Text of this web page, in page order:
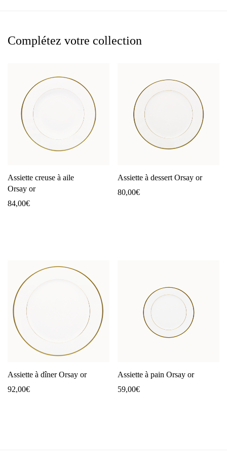
Complétez votre collection
Assiette creuse à aile
Orsay or
84,00€
Assiette à dessert Orsay or
80,00€
Assiette à dîner Orsay or
92,00€
Assiette à pain Orsay or
59,00€